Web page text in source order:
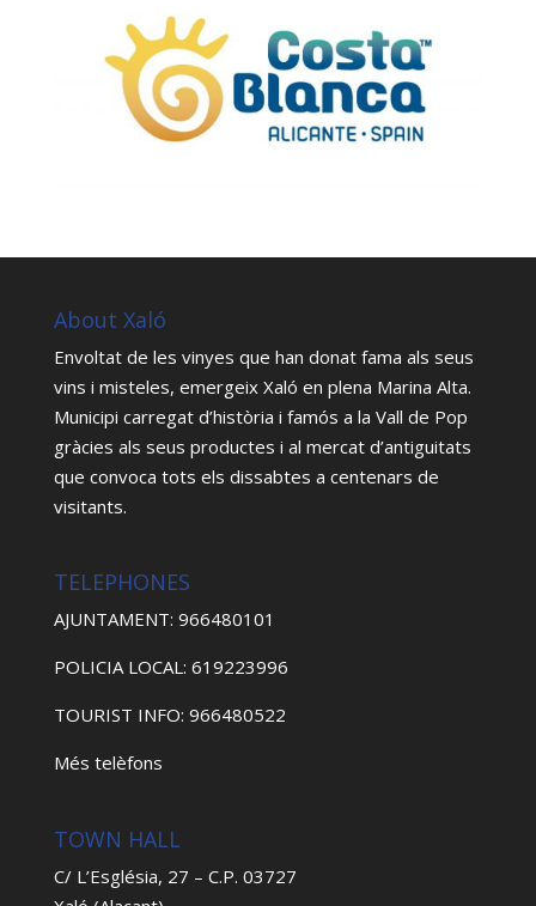
About Xaló
Envoltat de les vinyes que han donat fama als seus
vins i misteles, emergeix Xaló en plena Marina Alta.
Municipi carregat d’història i famós a la Vall de Pop
gràcies als seus productes i al mercat d’antiguitats
que convoca tots els dissabtes a centenars de
visitants.
TELEPHONES
AJUNTAMENT: 966480101
POLICIA LOCAL: 619223996
TOURIST INFO: 966480522
Més telèfons
TOWN HALL
C/ L’Església, 27 – C.P. 03727